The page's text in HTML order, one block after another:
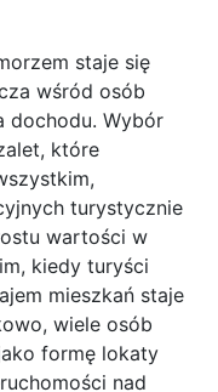
staje się
wśród osób
dochodu. Wybór
które
turystycznie
wartości w
kiedy turyści
mieszkań staje
wiele osób
formę lokaty
nad